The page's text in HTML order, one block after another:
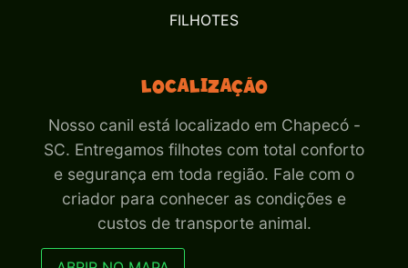
FILHOTES
Localização
Nosso canil está localizado em Chapecó -
SC. Entregamos filhotes com total conforto
e segurança em toda região. Fale com o
criador para conhecer as condições e
custos de transporte animal.